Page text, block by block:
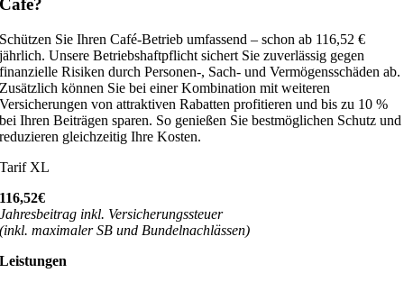
Café?
Schützen Sie Ihren Café-Betrieb umfassend – schon ab 116,52 €
jährlich. Unsere Betriebshaftpflicht sichert Sie zuverlässig gegen
finanzielle Risiken durch Personen-, Sach- und Vermögensschäden ab.
Zusätzlich können Sie bei einer Kombination mit weiteren
Versicherungen von attraktiven Rabatten profitieren und bis zu 10 %
bei Ihren Beiträgen sparen. So genießen Sie bestmöglichen Schutz und
reduzieren gleichzeitig Ihre Kosten.
Tarif XL
116,52€
Jahresbeitrag inkl. Versicherungssteuer
(inkl. maximaler SB und Bundelnachlässen)
Leistungen